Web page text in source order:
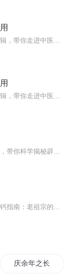
庆余年之长歌行